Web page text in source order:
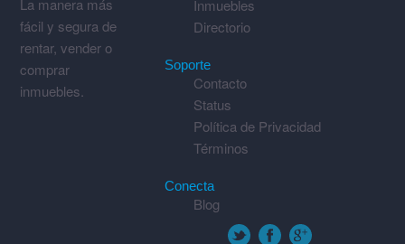
La manera más
fácil y segura de
rentar, vender o
comprar
inmuebles.
Inmuebles
Directorio
Soporte
Contacto
Status
Política de Privacidad
Términos
Conecta
Blog